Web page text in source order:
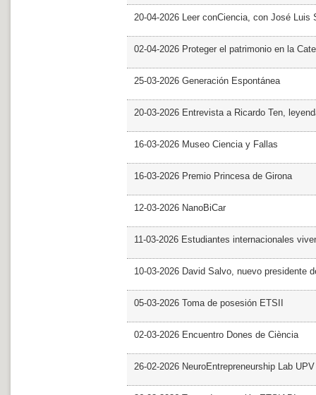
20-04-2026 Leer conCiencia, con José Luis
02-04-2026 Proteger el patrimonio en la
25-03-2026 Generación Espontánea
20-03-2026 Entrevista a Ricardo Ten,
16-03-2026 Museo Ciencia y Fallas
16-03-2026 Premio Princesa de Girona
12-03-2026 NanoBiCar
11-03-2026 Estudiantes internacionales
10-03-2026 David Salvo, nuevo presidente
05-03-2026 Toma de posesión ETSII
02-03-2026 Encuentro Dones de Ciència
26-02-2026 NeuroEntrepreneurship Lab UPV